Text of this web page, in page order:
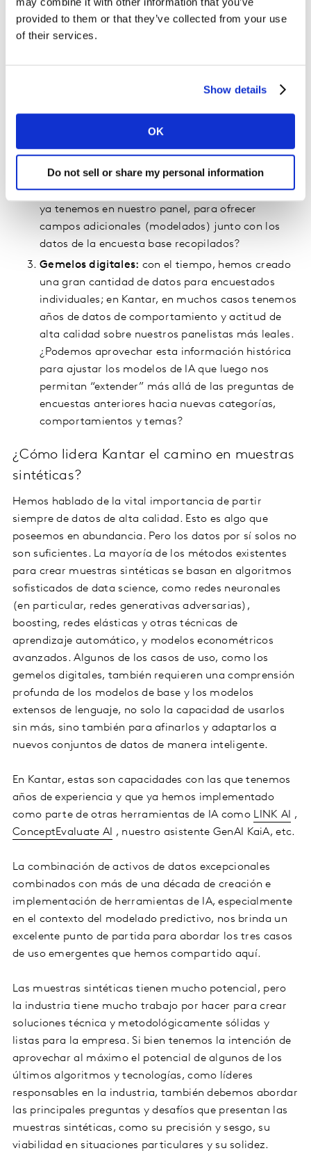
provided to them or that they’ve collected from your use
of their services.
Show details
OK
Do not sell or share my personal information
las filas son los encuestados y las columnas son
las preguntas de la encuesta, estamos tratando
correspondientes a los encuestados de subgrupos
incluir. ¿Podemos llenar algunos vacíos en
nuestros datos en función de otros encuestados
históricos o, de hecho, con datos de perfiles que
ya tenemos en nuestro panel, para ofrecer
campos adicionales (modelados) junto con los
datos de la encuesta base recopilados?
Gemelos digitales: con el tiempo, hemos creado
una gran cantidad de datos para encuestados
individuales; en Kantar, en muchos casos tenemos
años de datos de comportamiento y actitud de
alta calidad sobre nuestros panelistas más leales.
¿Podemos aprovechar esta información histórica
para ajustar los modelos de IA que luego nos
permitan “extender” más allá de las preguntas de
encuestas anteriores hacia nuevas categorías,
comportamientos y temas?
¿Cómo lidera Kantar el camino en muestras
sintéticas?
Hemos hablado de la vital importancia de partir
siempre de datos de alta calidad. Esto es algo que
poseemos en abundancia. Pero los datos por sí solos no
son suficientes. La mayoría de los métodos existentes
para crear muestras sintéticas se basan en algoritmos
sofisticados de data science, como redes neuronales
(en particular, redes generativas adversarias),
boosting, redes elásticas y otras técnicas de
aprendizaje automático, y modelos econométricos
avanzados. Algunos de los casos de uso, como los
gemelos digitales, también requieren una comprensión
profunda de los modelos de base y los modelos
extensos de lenguaje, no solo la capacidad de usarlos
sin más, sino también para afinarlos y adaptarlos a
nuevos conjuntos de datos de manera inteligente.
En Kantar, estas son capacidades con las que tenemos
años de experiencia y que ya hemos implementado
como parte de otras herramientas de IA como LINK AI ,
ConceptEvaluate AI , nuestro asistente GenAI KaiA, etc.
La combinación de activos de datos excepcionales
combinados con más de una década de creación e
implementación de herramientas de IA, especialmente
en el contexto del modelado predictivo, nos brinda un
excelente punto de partida para abordar los tres casos
de uso emergentes que hemos compartido aquí.
Las muestras sintéticas tienen mucho potencial, pero
la industria tiene mucho trabajo por hacer para crear
soluciones técnica y metodológicamente sólidas y
listas para la empresa. Si bien tenemos la intención de
aprovechar al máximo el potencial de algunos de los
últimos algoritmos y tecnologías, como líderes
responsables en la industria, también debemos abordar
las principales preguntas y desafíos que presentan las
muestras sintéticas, como su precisión y sesgo, su
viabilidad en situaciones particulares y su solidez.